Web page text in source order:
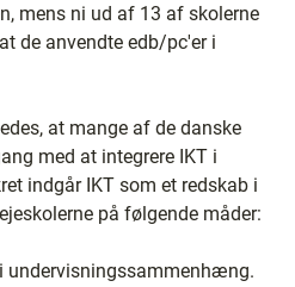
mens ni ud af 13 af skolerne
de anvendte edb/pc'er i
at mange af de danske
med at integrere IKT i
indgår IKT som et redskab i
på følgende måder: